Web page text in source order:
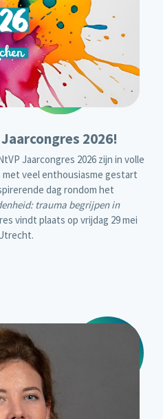
2026!
Jaarcongres 2026 zijn in volle
met veel enthousiasme gestart
dag rondom het
trauma begrijpen in
vindt plaats op vrijdag 29 mei